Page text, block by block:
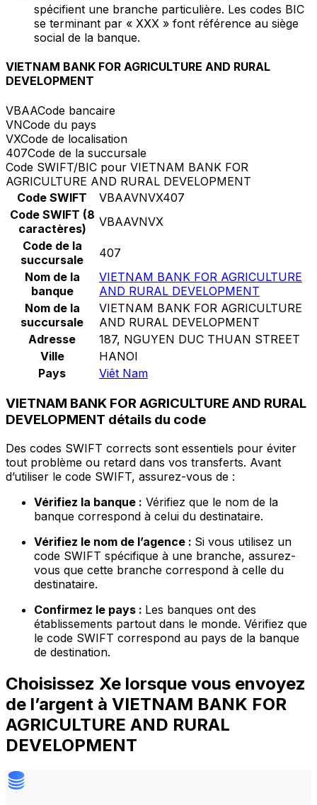
spécifient une branche particulière. Les codes BIC
se terminant par « XXX » font référence au siège
social de la banque.
VIETNAM BANK FOR AGRICULTURE AND RURAL
DEVELOPMENT
VBAACode bancaire
VNCode du pays
VXCode de localisation
407Code de la succursale
Code SWIFT/BIC pour VIETNAM BANK FOR
AGRICULTURE AND RURAL DEVELOPMENT
Code SWIFT
VBAAVNVX407
Code SWIFT (8
caractères)
VBAAVNVX
Code de la
succursale
407
Nom de la
banque
VIETNAM BANK FOR AGRICULTURE
AND RURAL DEVELOPMENT
Nom de la
succursale
VIETNAM BANK FOR AGRICULTURE
AND RURAL DEVELOPMENT
Adresse
187, NGUYEN DUC THUAN STREET
Ville
HANOI
Pays
Viêt Nam
VIETNAM BANK FOR AGRICULTURE AND RURAL
DEVELOPMENT détails du code
Des codes SWIFT corrects sont essentiels pour éviter
tout problème ou retard dans vos transferts. Avant
d’utiliser le code SWIFT, assurez-vous de :
Vérifiez la banque : Vérifiez que le nom de la
banque correspond à celui du destinataire.
Vérifiez le nom de l’agence : Si vous utilisez un
code SWIFT spécifique à une branche, assurez-
vous que cette branche correspond à celle du
destinataire.
Confirmez le pays : Les banques ont des
établissements partout dans le monde. Vérifiez que
le code SWIFT correspond au pays de la banque
de destination.
Choisissez Xe lorsque vous envoyez
de l’argent à VIETNAM BANK FOR
AGRICULTURE AND RURAL
DEVELOPMENT